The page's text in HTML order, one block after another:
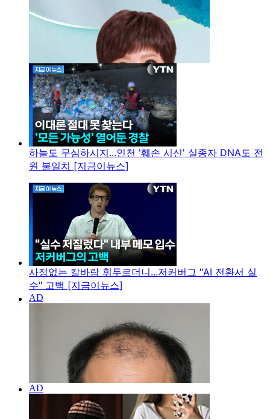
하늘도 무심하시지...인천 '훼손 시신' 실종자 DNA도 전
원 불일치 [지금이뉴스]
사정없는 칼바람 휘두르더니...저커버그 "AI 전환서 실
수" 고백 [지금이뉴스]